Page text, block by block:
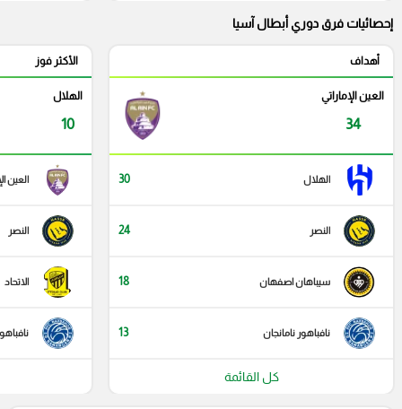
إحصائيات فرق دوري أبطال آسيا
أهداف
العين الإماراتي
34
الهلال 30
النصر 24
سيباهان اصفهان 18
نافباهور نامانجان 13
كل القائمة
الأكثر فوز
الهلال
10
العين
النصر
الاتحاد